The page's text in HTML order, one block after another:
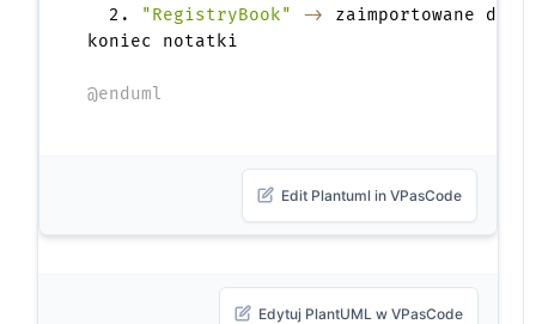
  2.
"RegistryBook" ->
zaimportowane
koniec notatki
@enduml
Edit Plantuml in VPasCode
Edytuj PlantUML w VPasCode